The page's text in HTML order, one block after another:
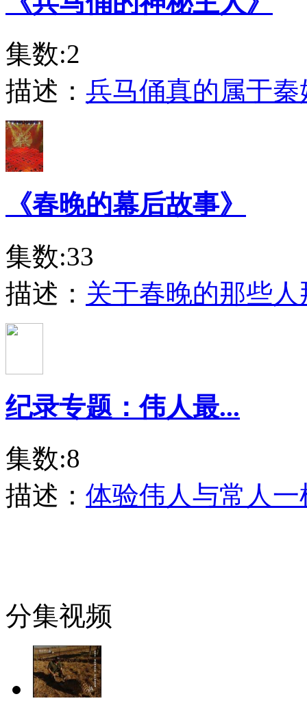
集数:2
描述： 兵马俑真的属于秦
《春晚的幕后故事》
集数:33
描述： 关于春晚的那些
纪录专题：伟人最...
集数:8
描述： 体验伟人与常人
分集视频